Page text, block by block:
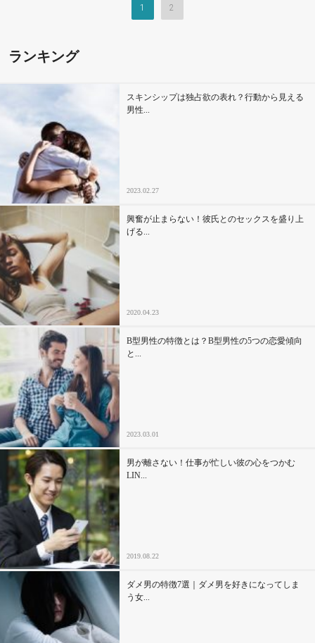
1 2
ランキング
スキンシップは独占欲の表れ？行動から見える
男性...
2023.02.27
興奮が止まらない！彼氏とのセックスを盛り上
げる...
2020.04.23
B型男性の特徴とは？B型男性の5つの恋愛傾向
と...
2023.03.01
男が離さない！仕事が忙しい彼の心をつかむ
LIN...
2019.08.22
ダメ男の特徴7選｜ダメ男を好きになってしま
う女...